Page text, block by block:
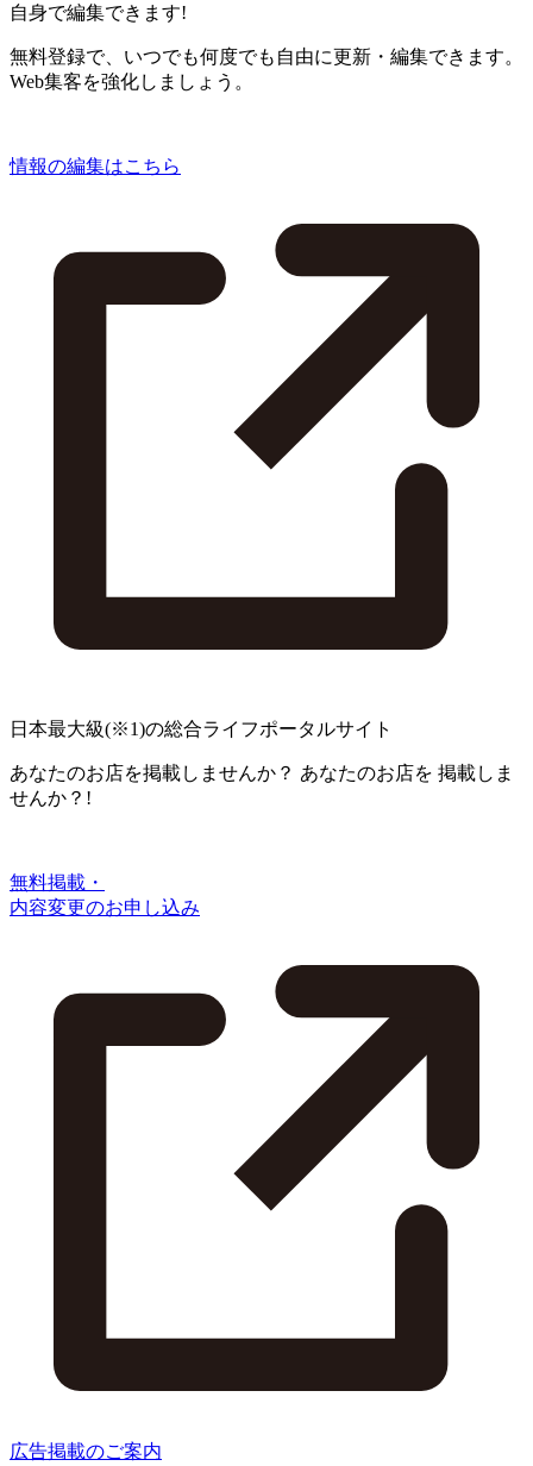
自身で編集できます!
無料登録で、いつでも何度でも自由に更新・編集できます。
Web集客を強化しましょう。
情報の編集はこちら
日本最大級(※1)の総合ライフポータルサイト
あなたのお店を掲載しませんか？ あなたのお店を 掲載しま
せんか？!
無料掲載・
内容変更のお申し込み
広告掲載のご案内